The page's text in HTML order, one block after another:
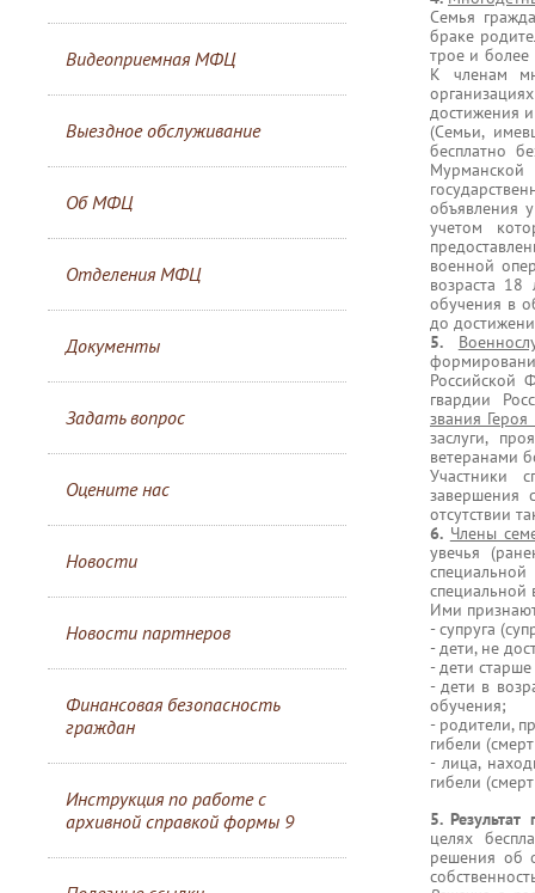
Видеоприемная МФЦ
Выездное обслуживание
Об МФЦ
Отделения МФЦ
Документы
Задать вопрос
Оцените нас
Новости
Новости партнеров
Финансовая безопасность
граждан
Инструкция по работе с
архивной справкой формы 9
Семья
браке
трое и более
К членам
достижения
(Семьи,
бесплатно
объявления
учетом
военной
возраста
обучения в
до
5.
Российской
гвардии
звания
заслуги,
ветеранами
Участники
завершения
отсутствии
6. Члены
увечья
специальной
Ими
- супруга
- дети, не
- дети
- дети в
обучения;
- родители,
гибели
- лица,
гибели
5. Результат
целях
решения об